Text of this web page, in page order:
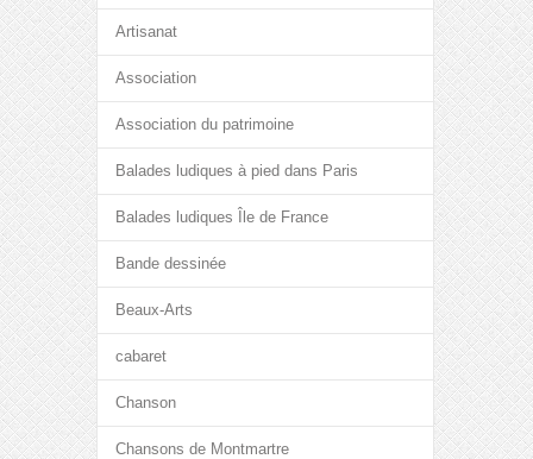
Artisanat
Association
Association du patrimoine
Balades ludiques à pied dans Paris
Balades ludiques Île de France
Bande dessinée
Beaux-Arts
cabaret
Chanson
Chansons de Montmartre